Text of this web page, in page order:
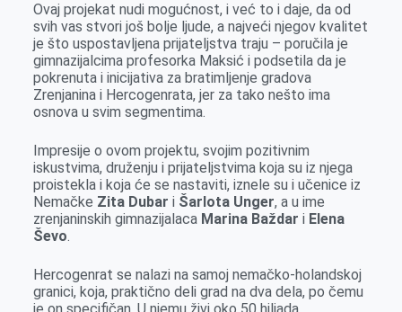
Ovaj projekat nudi mogućnost, i već to i daje, da od
svih vas stvori još bolje ljude, a najveći njegov kvalitet
je što uspostavljena prijateljstva traju – poručila je
gimnazijalcima profesorka Maksić i podsetila da je
pokrenuta i inicijativa za bratimljenje gradova
Zrenjanina i Hercogenrata, jer za tako nešto ima
osnova u svim segmentima.
Impresije o ovom projektu, svojim pozitivnim
iskustvima, druženju i prijateljstvima koja su iz njega
proistekla i koja će se nastaviti, iznele su i učenice iz
Nemačke Zita Dubar i Šarlota Unger, a u ime
zrenjaninskih gimnazijalaca Marina Baždar i Elena
Ševo.
Hercogenrat se nalazi na samoj nemačko-holandskoj
granici, koja, praktično deli grad na dva dela, po čemu